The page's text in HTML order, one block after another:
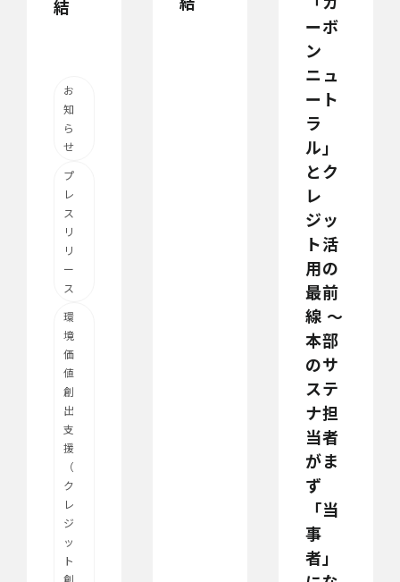
結
お
知
ら
せ
プ
レ
ス
リ
リ
ー
ス
環
境
価
値
創
出
支
援
（
ク
レ
ジ
ッ
ト
ーボ
ン
ニュ
ート
ラ
ル」
とク
レ
ジッ
ト活
用の
最前
線 〜
本部
のサ
ステ
ナ担
当者
がま
ず
「当
事
者」